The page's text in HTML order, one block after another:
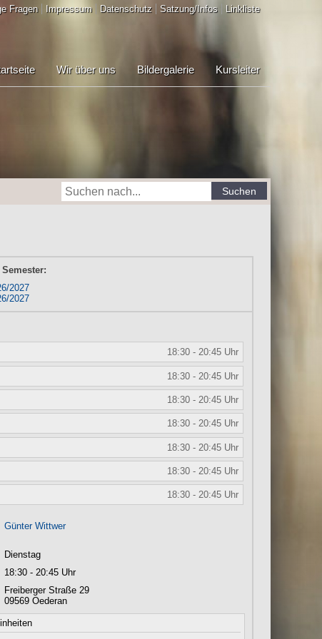
Fragen Impressum Datenschutz Satzung/Infos Linkliste
Kursleiter
Bildergalerie
Wir über uns
Suchen
2027
2027
18:30 - 20:45 Uhr
18:30 - 20:45 Uhr
18:30 - 20:45 Uhr
18:30 - 20:45 Uhr
18:30 - 20:45 Uhr
18:30 - 20:45 Uhr
18:30 - 20:45 Uhr
Günter Wittwer
Dienstag
18:30 - 20:45 Uhr
Freiberger Straße 29
09569 Oederan